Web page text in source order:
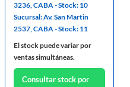
3236, CABA - Stock: 10
Sucursal: Av. San Martin
2537, CABA - Stock: 11
El stock puede variar por
ventas simultáneas.
Consultar stock por